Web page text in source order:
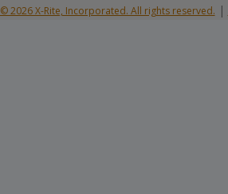
© 2026 X-Rite, Incorporated. All rights reserved. |